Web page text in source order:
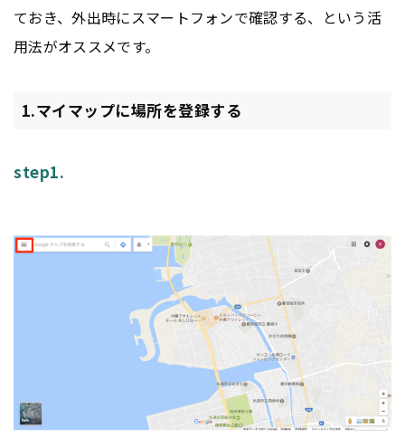
ておき、外出時にスマートフォンで確認する、という活
用法がオススメです。
1.マイマップに場所を登録する
step1.